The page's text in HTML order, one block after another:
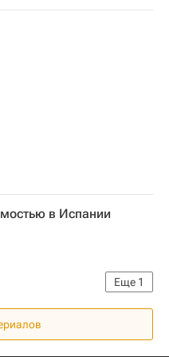
в Испании
Еще 1